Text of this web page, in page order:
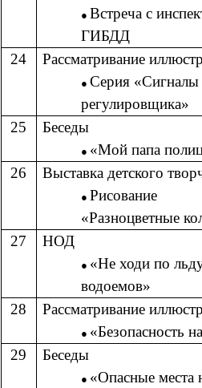
Встреча с
ГИБДД
24
Рассматривание
Серия «Сигналы
регулировщика»
25
Беседы
«Мой папа
26
Выставка детского
Рисование
«Разноцветные
27
НОД
«Не ходи по
водоемов»
28
Рассматривание
«Безопасность
29
Беседы
«Опасные места